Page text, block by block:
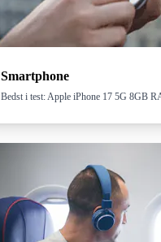
Smartphone
Bedst i test: Apple iPhone 17 5G 8GB